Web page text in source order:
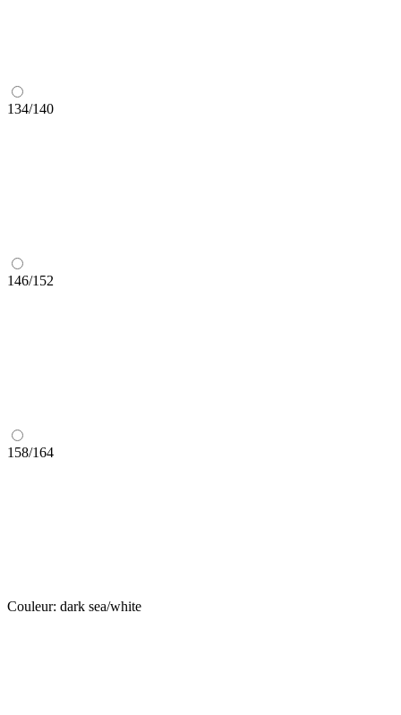
134/140
146/152
158/164
Couleur: dark sea/white